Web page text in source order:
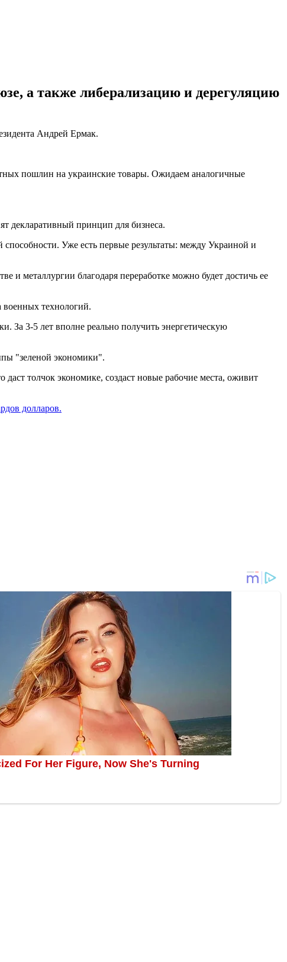
а также либерализацию и дерегуляцию
Андрей Ермак.
пошлин на украинские товары. Ожидаем аналогичные
декларативный принцип для бизнеса.
Уже есть первые результаты: между Украиной и
и металлургии благодаря переработке можно будет достичь ее
военных технологий.
За 3-5 лет вполне реально получить энергетическую
"зеленой экономики".
толчок экономике, создаст новые рабочие места, оживит
долларов.